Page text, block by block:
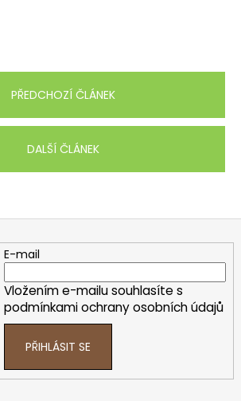
PŘEDCHOZÍ ČLÁNEK
DALŠÍ ČLÁNEK
E-mail
Vložením e-mailu souhlasíte s
podmínkami ochrany osobních údajů
PŘIHLÁSIT SE